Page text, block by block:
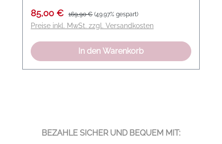
Charakter, während das verlängerte
Rückenteil zusätzliche Modernität bringt. Ein
eingearbeitetes Logo-Band im Kragen
sowie das 10DAYS-Logo auf beiden Ärmeln
runden den Look stilvoll ab. So kombinieren
Biobaumwolle Knopfleiste Aufgesetzte
Verkaufspreis:
85,00 € Regulärer Preis:
169,90 € (49.97% gespart)
Preise inkl. MwSt. zzgl. Versandkosten
In den Warenkorb
BEZAHLE SICHER UND BEQUEM MIT: